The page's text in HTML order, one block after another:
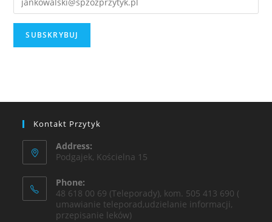
Kontakt Przytyk
Address:
Podgajek, Kościelna 15
Phone:
48 618 00 69 (Teleporady), kom. 505 413 690 (
umawianie teleporad,udzielanie informacji,
przepisanie leków)